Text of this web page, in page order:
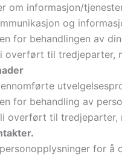
om informasjon/
og
for behandlingen av
overført til tredjeparter,
for behandling av
overført til tredjeparter,
for